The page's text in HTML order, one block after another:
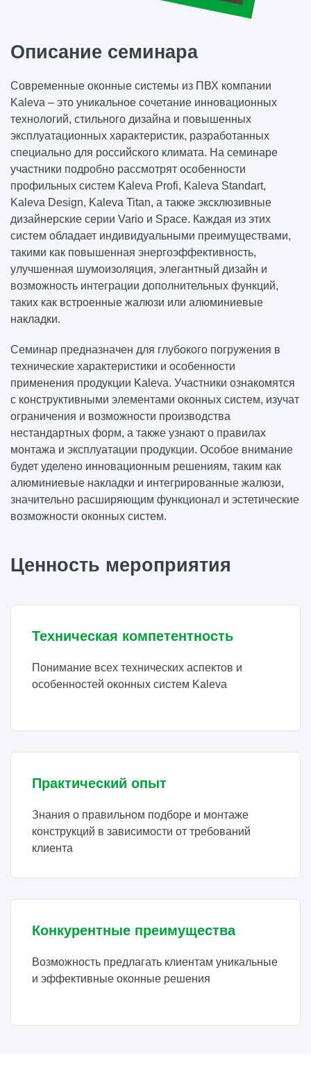
Описание семинара
Современные оконные системы из ПВХ компании
Kaleva – это уникальное сочетание инновационных
технологий, стильного дизайна и повышенных
эксплуатационных характеристик, разработанных
специально для российского климата. На семинаре
участники подробно рассмотрят особенности
профильных систем Kaleva Profi, Kaleva Standart,
Kaleva Design, Kaleva Titan, а также эксклюзивные
дизайнерские серии Vario и Space. Каждая из этих
систем обладает индивидуальными преимуществами,
такими как повышенная энергоэффективность,
улучшенная шумоизоляция, элегантный дизайн и
возможность интеграции дополнительных функций,
таких как встроенные жалюзи или алюминиевые
накладки.
Семинар предназначен для глубокого погружения в
технические характеристики и особенности
применения продукции Kaleva. Участники ознакомятся
с конструктивными элементами оконных систем, изучат
ограничения и возможности производства
нестандартных форм, а также узнают о правилах
монтажа и эксплуатации продукции. Особое внимание
будет уделено инновационным решениям, таким как
алюминиевые накладки и интегрированные жалюзи,
значительно расширяющим функционал и эстетические
возможности оконных систем.
Ценность мероприятия
Техническая компетентность
Понимание всех технических аспектов и
особенностей оконных систем Kaleva
Практический опыт
Знания о правильном подборе и монтаже
конструкций в зависимости от требований
клиента
Конкурентные преимущества
Возможность предлагать клиентам уникальные
и эффективные оконные решения